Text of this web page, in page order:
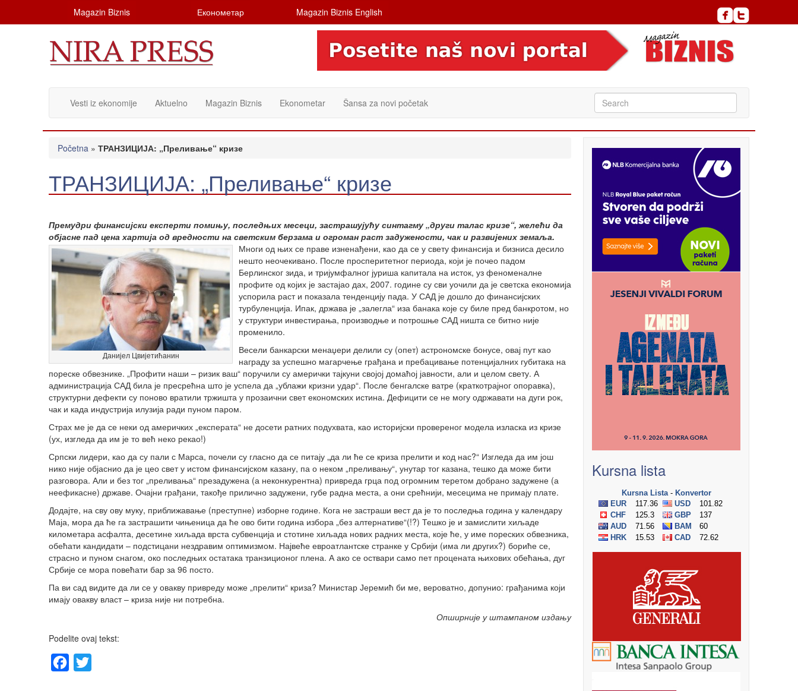
Magazin Biznis Економетар Magazin Biznis English
Vesti iz ekonomije Aktuelno Magazin Biznis Ekonometar Šansa za novi početak
Početna » ТРАНЗИЦИЈА: „Преливање“ кризе
ТРАНЗИЦИЈА: „Преливање“ кризе
Премудри финансијски експерти помињу, последњих месеци, застрашујућу синтагму „други талас кризе“, желећи да
објасне пад цена хартија од вредности на светским берзама и огроман раст задужености, чак и развијених земаља.
Данијел Цвијетићанин
Многи од њих се праве изненађени, као да се у свету финансија и бизниса десило
нешто неочекивано. После просперитетног периода, који је почео падом
Берлинског зида, и тријумфалног јуриша капитала на исток, уз феноменалне
профите од којих је застајао дах, 2007. године су сви уочили да је светска економија
успорила раст и показала тенденцију пада. У САД је дошло до финансијских
турбуленција. Ипак, држава је „залегла“ иза банака које су биле пред банкротом, но
у структури инвестирања, производње и потрошње САД ништа се битно није
променило.
Весели банкарски менаџери делили су (опет) астрономске бонусе, овај пут као
награду за успешно магарчење грађана и пребацивање потенцијалних губитака на
пореске обвезнике. „Профити наши – ризик ваш“ поручили су амерички тајкуни својој домаћој јавности, али и целом свету. А
администрација САД била је пресрећна што је успела да „ублажи кризни удар“. После бенгалске ватре (краткотрајног опоравка),
структурни дефекти су поново вратили тржишта у прозаични свет економских истина. Дефицити се не могу одржавати на дуги рок,
чак и када индустрија илузија ради пуном паром.
Страх ме је да се неки од америчких „експерата“ не досети ратних подухвата, као историјски провереног модела изласка из кризе
(ух, изгледа да им је то већ неко рекао!)
Српски лидери, као да су пали с Марса, почели су гласно да се питају „да ли ће се криза прелити и код нас?“ Изгледа да им још
нико није објаснио да је цео свет у истом финансијском казану, па о неком „преливању“, унутар тог казана, тешко да може бити
разговора. Али и без тог „преливања“ презадужена (а неконкурентна) привреда грца под огромним теретом добрано задужене (а
неефикасне) државе. Очајни грађани, такође прилично задужени, губе радна места, а они срећнији, месецима не примају плате.
Додајте, на сву ову муку, приближавање (преступне) изборне године. Кога не застраши вест да је то последња година у календару
Маја, мора да ће га застрашити чињеница да ће ово бити година избора „без алтернативе“(!?) Тешко је и замислити хиљаде
километара асфалта, десетине хиљада врста субвенција и стотине хиљада нових радних места, које ће, у име пореских обвезника,
обећати кандидати – подстицани нездравим оптимизмом. Највеће евроатлантске странке у Србији (има ли других?) бориће се,
страсно и пуном снагом, око последњих остатака транзиционог плена. А ако се оствари само пет процената њихових обећања, дуг
Србије се мора повећати бар за 96 посто.
Па ви сад видите да ли се у овакву привреду може „прелити“ криза? Министар Јеремић би ме, вероватно, допунио: грађанима који
имају овакву власт – криза није ни потребна.
Опширније у штампаном издању
Podelite ovaj tekst:
Facebook
Kursna lista